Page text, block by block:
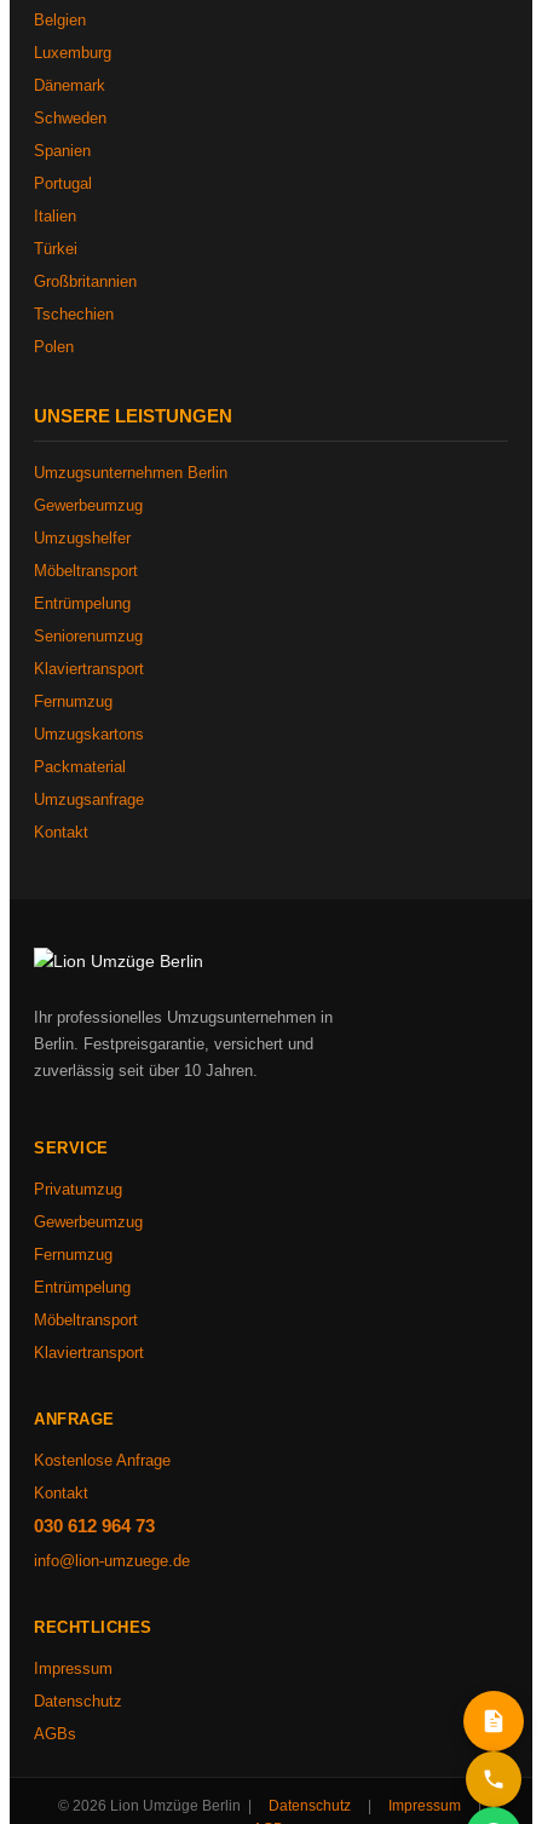
Belgien
Luxemburg
Dänemark
Schweden
Spanien
Portugal
Italien
Türkei
Großbritannien
Tschechien
Polen
UNSERE LEISTUNGEN
Umzugsunternehmen Berlin
Gewerbeumzug
Umzugshelfer
Möbeltransport
Entrümpelung
Seniorenumzug
Klaviertransport
Fernumzug
Umzugskartons
Packmaterial
Umzugsanfrage
Kontakt
Ihr professionelles Umzugsunternehmen in
Berlin. Festpreisgarantie, versichert und
zuverlässig seit über 10 Jahren.
SERVICE
Privatumzug
Gewerbeumzug
Fernumzug
Entrümpelung
Möbeltransport
Klaviertransport
ANFRAGE
Kostenlose Anfrage
Kontakt
030 612 964 73
info@lion-umzuege.de
RECHTLICHES
Impressum
Datenschutz
AGBs
© 2026 Lion Umzüge Berlin | Datenschutz Impressum
|